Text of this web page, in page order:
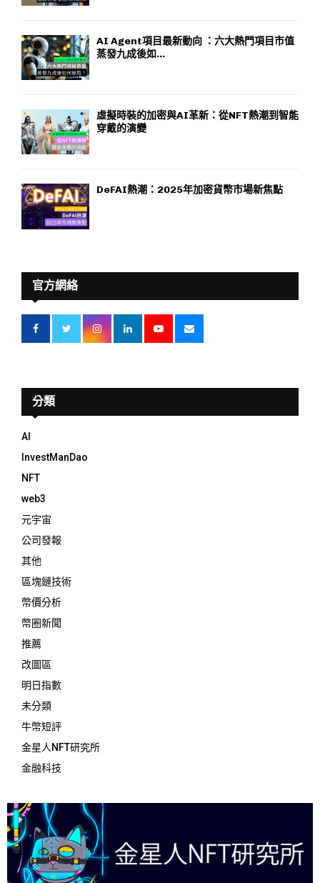
AI Agent項目最新動向 ：六大熱門項目市值
蒸發九成後如...
虛擬時裝的加密與AI革新：從NFT熱潮到智能
穿戴的演變
DeFAI熱潮：2025年加密貨幣市場新焦點
官方網絡
分類
AI
InvestManDao
NFT
web3
元宇宙
公司發報
其他
區塊鏈技術
幣價分析
幣圈新聞
推薦
改圖區
明日指數
未分類
牛幣短評
金星人NFT研究所
金融科技